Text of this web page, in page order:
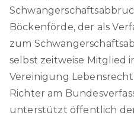
Böckenförde, der als
zum
selbst zeitweise Mitglied
Vereinigung
Richter am
unterstützt öffentlich